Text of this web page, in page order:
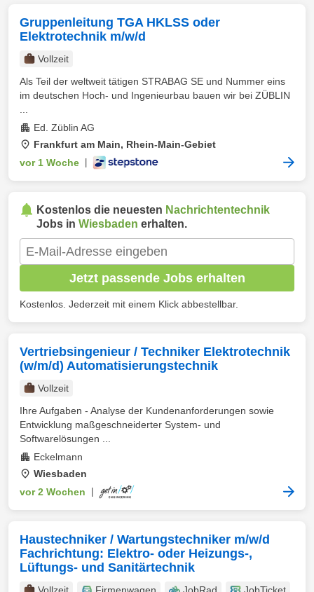
Gruppenleitung TGA HKLSS oder
Elektrotechnik m/w/d
Vollzeit
Als Teil der weltweit tätigen STRABAG SE und Nummer eins
im deutschen Hoch- und Ingenieurbau bauen wir bei ZÜBLIN
Ed. Züblin AG
Frankfurt am Main, Rhein-Main-Gebiet
vor 1 Woche
Kostenlos die neuesten Nachrichtentechnik
Jobs in Wiesbaden erhalten.
Jetzt passende Jobs erhalten
Kostenlos. Jederzeit mit einem Klick abbestellbar.
Vertriebsingenieur / Techniker Elektrotechnik
(w/m/d) Automatisierungstechnik
Vollzeit
Ihre Aufgaben - Analyse der Kundenanforderungen sowie
Entwicklung maßgeschneiderter System- und
Softwarelösungen ...
Eckelmann
Wiesbaden
vor 2 Wochen
Haustechniker / Wartungstechniker m/w/d
Fachrichtung: Elektro- oder Heizungs-,
Lüftungs- und Sanitärtechnik